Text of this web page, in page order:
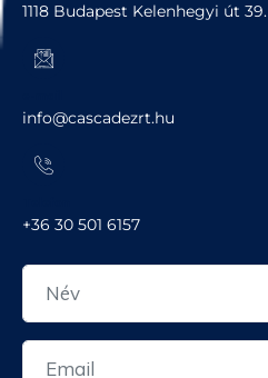
1118 Budapest Kelenhegyi út 39.
info@cascadezrt.hu
+36 30 501 6157